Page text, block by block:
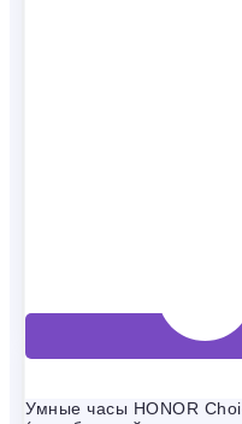
Умные часы HONOR